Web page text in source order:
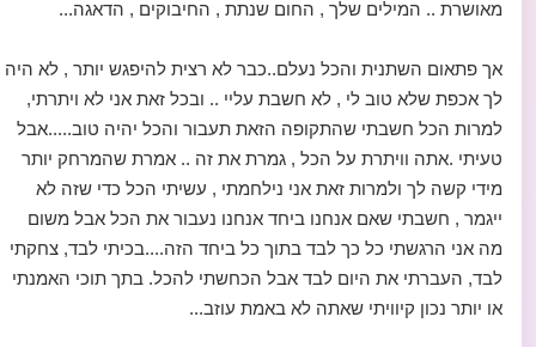
מאושרת .. המילים שלך , החום שנתת , החיבוקים , הדאגה...
אך פתאום השתנית והכל נעלם..כבר לא רצית להיפגש יותר , לא היה
לך אכפת שלא טוב לי , לא חשבת עליי .. ובכל זאת אני לא ויתרתי,
למרות הכל חשבתי שהתקופה הזאת תעבור והכל יהיה טוב.....אבל
טעיתי .אתה וויתרת על הכל , גמרת את זה .. אמרת שהמרחק יותר
מידי קשה לך ולמרות זאת אני נילחמתי , עשיתי הכל כדי שזה לא
ייגמר , חשבתי שאם אנחנו ביחד אנחנו נעבור את הכל אבל משום
מה אני הרגשתי כל כך לבד בתוך כל ביחד הזה....בכיתי לבד, צחקתי
לבד, העברתי את היום לבד אבל הכחשתי להכל. בתך תוכי האמנתי
או יותר נכון קיוויתי שאתה לא באמת עוזב...